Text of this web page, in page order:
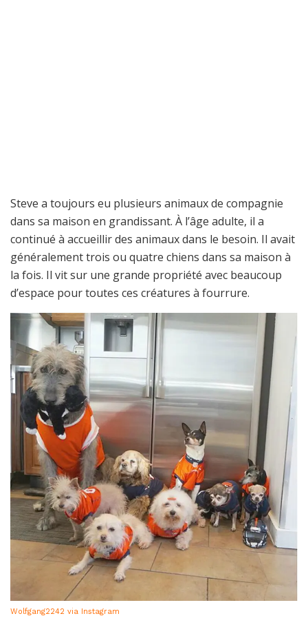
Steve a toujours eu plusieurs animaux de compagnie
dans sa maison en grandissant. À l’âge adulte, il a
continué à accueillir des animaux dans le besoin. Il avait
généralement trois ou quatre chiens dans sa maison à
la fois. Il vit sur une grande propriété avec beaucoup
d’espace pour toutes ces créatures à fourrure.
Wolfgang2242 via Instagram